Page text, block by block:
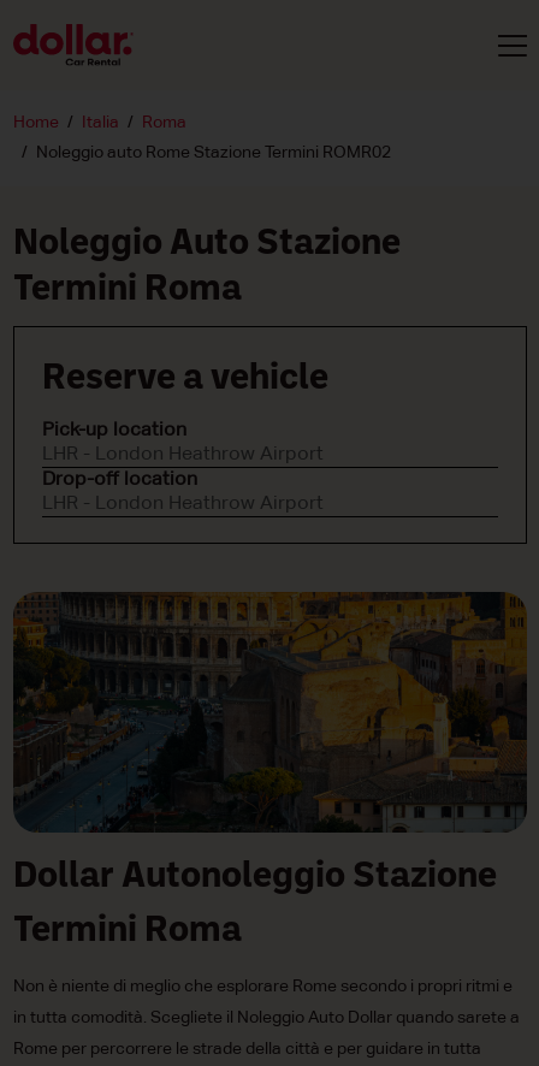
Home Italia
Roma
Noleggio auto Rome Stazione Termini ROMR02
Noleggio Auto Stazione
Termini Roma
Reserve a vehicle
Pick-up location
LHR - London Heathrow Airport
Drop-off location
LHR - London Heathrow Airport
Dollar Autonoleggio Stazione
Termini Roma
Non è niente di meglio che esplorare Rome secondo i propri ritmi e
in tutta comodità. Scegliete il Noleggio Auto Dollar quando sarete a
Rome per percorrere le strade della città e per guidare in tutta